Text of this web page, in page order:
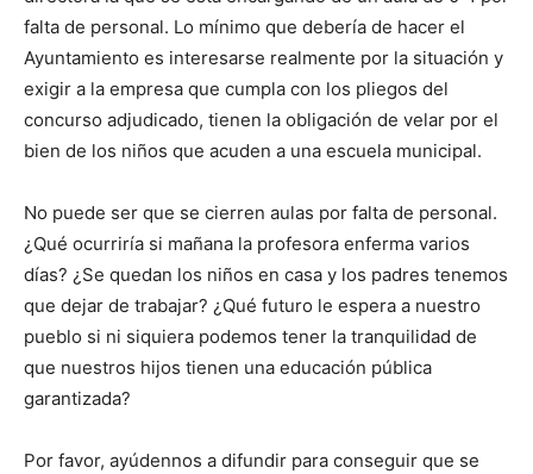
falta de personal. Lo mínimo que debería de hacer el
Ayuntamiento es interesarse realmente por la situación y
exigir a la empresa que cumpla con los pliegos del
concurso adjudicado, tienen la obligación de velar por el
bien de los niños que acuden a una escuela municipal.
No puede ser que se cierren aulas por falta de personal.
¿Qué ocurriría si mañana la profesora enferma varios
días? ¿Se quedan los niños en casa y los padres tenemos
que dejar de trabajar? ¿Qué futuro le espera a nuestro
pueblo si ni siquiera podemos tener la tranquilidad de
que nuestros hijos tienen una educación pública
garantizada?
Por favor, ayúdennos a difundir para conseguir que se